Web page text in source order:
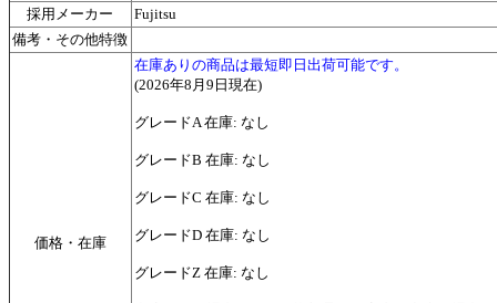
採用メーカー
Fujitsu
備考・その他特徴
価格・在庫
在庫ありの商品は最短即日出荷可能です。
(2026年8月9日現在)
グレードA 在庫: なし
グレードB 在庫: なし
グレードC 在庫: なし
グレードD 在庫: なし
グレードZ 在庫: なし